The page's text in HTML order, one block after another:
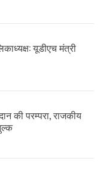
यूडीएच मंत्री
की परम्परा, राजकीय